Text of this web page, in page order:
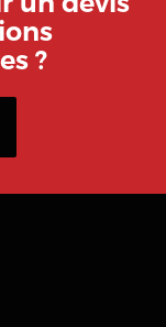
?